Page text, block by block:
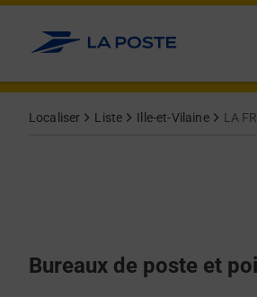
Allez au contenu
Localiser Liste Ille-et-Vilaine LA
Bureaux de poste et
Afficher ou masquer la réponse
Afficher ou masquer la réponse
Afficher ou masquer la réponse
Afficher ou masquer la réponse
Afficher ou masquer la réponse